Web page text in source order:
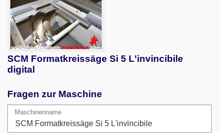
SCM Formatkreissäge Si 5 L'invincibile
digital
Fragen zur Maschine
Maschinenname